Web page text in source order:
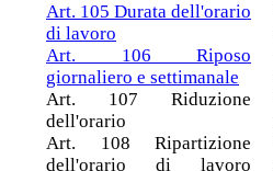
Art. 105 Durata dell'orario
di lavoro
Art. 106 Riposo
giornaliero e settimanale
Art. 107 Riduzione
dell'orario
Art. 108 Ripartizione
dell'orario di lavoro